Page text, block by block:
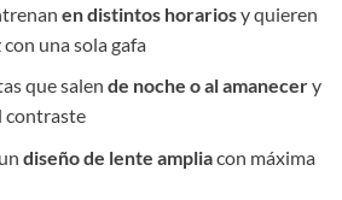
en distintos horariosy quieren
una sola gafa
que salen de noche o al amanecery
contraste
diseño de lente ampliacon máxima